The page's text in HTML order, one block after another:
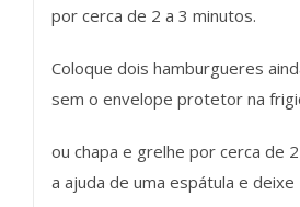
por cerca de 2 a 3 minutos.
Coloque dois hamburgueres
sem o envelope protetor na
ou chapa e grelhe por cerca de
a ajuda de uma espátula e deixe